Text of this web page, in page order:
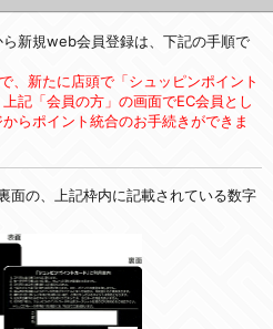
ら新規web会員登録は、下記の手順で
、新たに店頭で「シュッピンポイント
記「会員の方」の画面でEC会員とし
らポイント統合のお手続きができま
面の、上記枠内に記載されている数字